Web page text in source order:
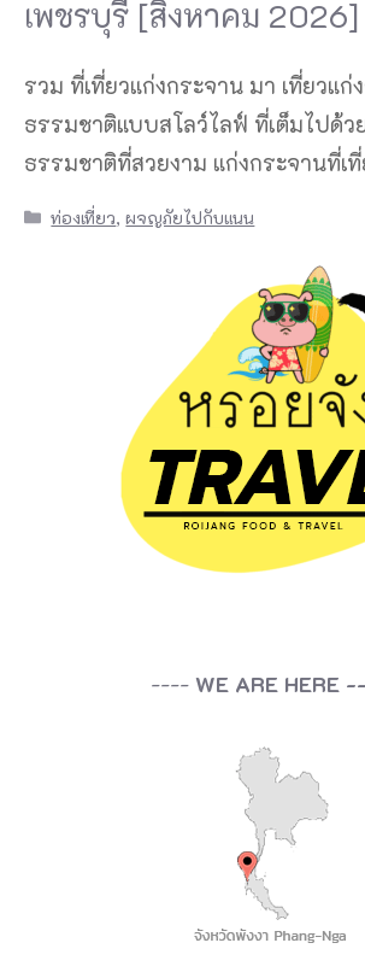
เพชรบุรี [สิงหาคม 2026]
รวม ที่เที่ยวแก่งกระจาน มา เที่ยวแก่
ธรรมชาติแบบสโลว์ไลฟ์ ที่เต็มไปด้ว
ธรรมชาติที่สวยงาม แก่งกระจานที่เ
Categories
ท่องเที่ยว,ผจญภัยไปกับแนน
---- WE ARE HERE